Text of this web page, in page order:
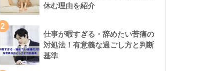
休む理由を紹介
2
仕事が暇すぎる・辞めたい苦痛の
対処法！有意義な過ごし方と判断
基準